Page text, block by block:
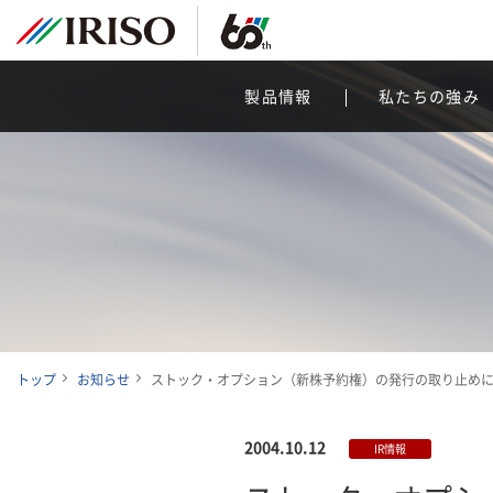
製品情報 私たちの強み
トップ お知らせ ストック・オプション（新株予約権）の発行の取り止め
2004.10.12 IR情報